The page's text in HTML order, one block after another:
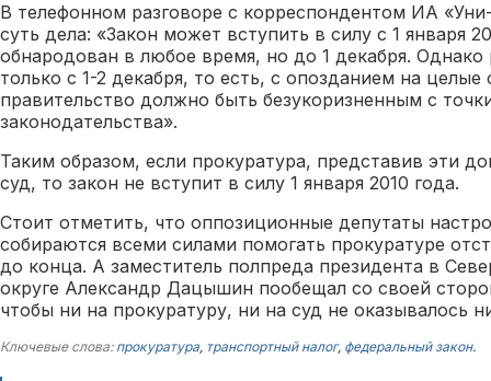
В телефонном разговоре с корреспондентом ИА
суть дела: «Закон может вступить в силу с 1 января
обнародован в любое время, но до 1 декабря. Однако
только с 1-2 декабря, то есть, с опозданием на
правительство должно быть безукоризненным с
законодательства».
Таким образом, если прокуратура, представив эти
суд, то закон не вступит в силу 1 января 2010 года.
Стоит отметить, что оппозиционные депутаты
собираются всеми силами помогать прокуратуре
до конца. А заместитель полпреда президента в
округе Александр Дацышин пообещал со своей
чтобы ни на прокуратуру, ни на суд не оказывалось
Ключевые слова: прокуратура, транспортный налог, федеральный закон.